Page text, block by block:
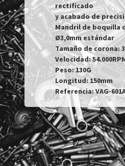
rectificado
y acabado de
Mandril de boquilla
Ø3,0mm estándar
Tamaño de corona:
Velocidad:
Peso: 130G
Longitud: 150mm
Referencia: VAG-